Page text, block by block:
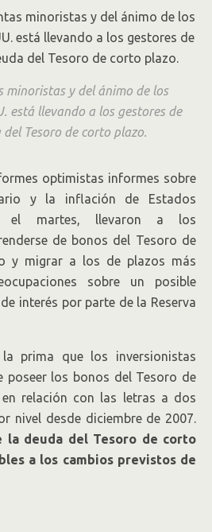
lo previsto en
minoristas y del ánimo de los
está llevando a los gestores de
Tesoro de corto plazo.
optimistas informes sobre
y la inflación de Estados
el martes, llevaron a los
de bonos del Tesoro de
y migrar a los de plazos más
sobre un posible
interés por parte de la Reserva
prima que los inversionistas
poseer los bonos del Tesoro de
relación con las letras a dos
nivel desde diciembre de 2007.
la deuda del Tesoro de corto
a los cambios previstos de